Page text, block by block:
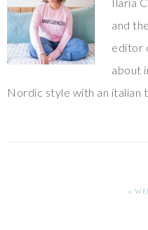
and
editor
about
Nordic style with an italian
«